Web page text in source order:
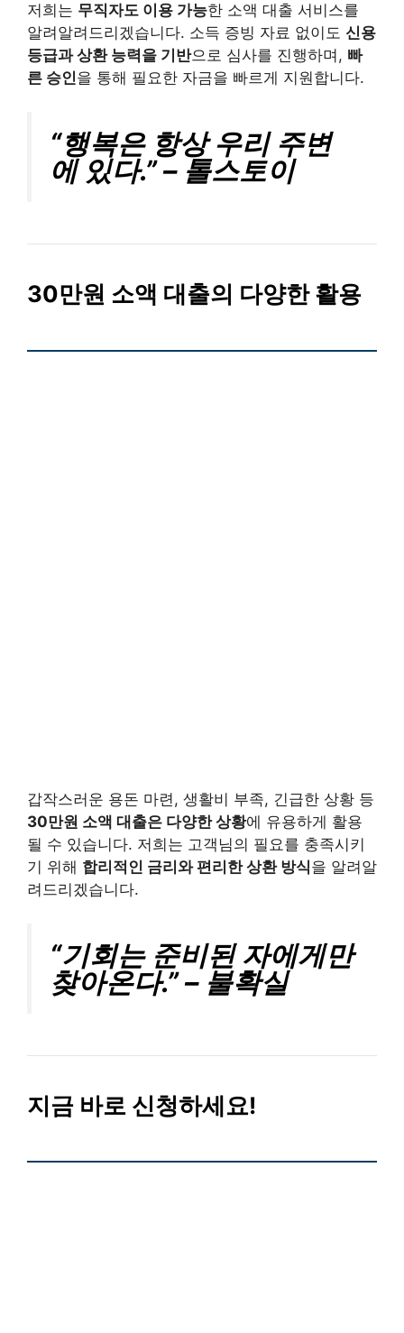
저희는 무직자도 이용 가능한 소액 대출 서비스를
알려알려드리겠습니다. 소득 증빙 자료 없이도 신용
등급과 상환 능력을 기반으로 심사를 진행하며, 빠
른 승인을 통해 필요한 자금을 빠르게 지원합니다.
“행복은 항상 우리 주변
에 있다.” – 톨스토이
30만원 소액 대출의 다양한 활용
갑작스러운 용돈 마련, 생활비 부족, 긴급한 상황 등
30만원 소액 대출은 다양한 상황에 유용하게 활용
될 수 있습니다. 저희는 고객님의 필요를 충족시키
기 위해 합리적인 금리와 편리한 상환 방식을 알려알
려드리겠습니다.
“기회는 준비된 자에게만
찾아온다.” – 불확실
지금 바로 신청하세요!